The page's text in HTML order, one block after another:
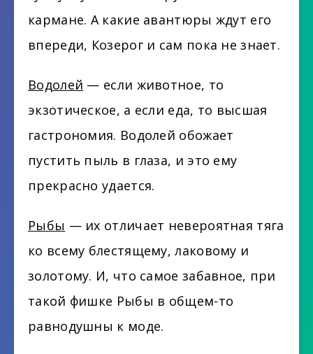
кармане. А какие авантюры ждут его
впереди, Козерог и сам пока не знает.
Водолей — если животное, то
экзотическое, а если еда, то высшая
гастрономия. Водолей обожает
пустить пыль в глаза, и это ему
прекрасно удается.
Рыбы — их отличает невероятная тяга
ко всему блестящему, лаковому и
золотому. И, что самое забавное, при
такой фишке Рыбы в общем-то
равнодушны к моде.